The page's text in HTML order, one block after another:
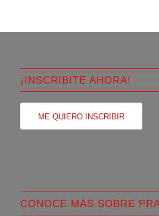
¡INSCRIBITE AHORA!
ME QUIERO INSCRIBIR
CONOCÉ MÁS SOBRE